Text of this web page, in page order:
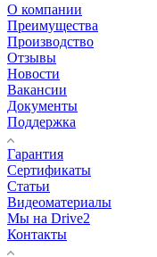
О компании
Преимущества
Производство
Отзывы
Новости
Вакансии
Документы
Поддержка
Гарантия
Сертификаты
Статьи
Видеоматериалы
Мы на Drive2
Контакты